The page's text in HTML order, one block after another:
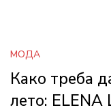
МОДА
Како треба
лето: ELENA